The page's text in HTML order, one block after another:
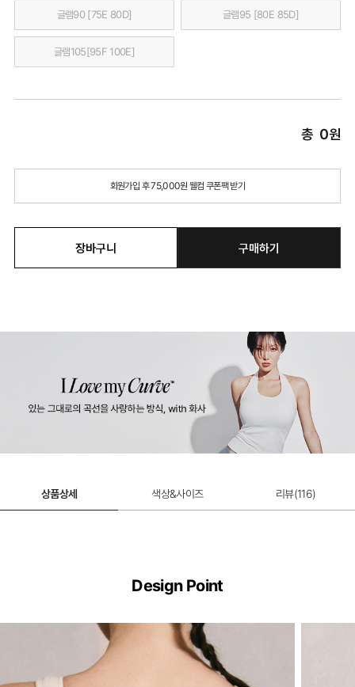
글램90 [75E 80D] 글램95 [80E 85D]
글램105[95F 100E]
총 0원
회원가입 후 75,000원 웰컴 쿠폰팩 받기
장바구니 구매하기
상품상세 색상&사이즈 리뷰(116)
Design Point